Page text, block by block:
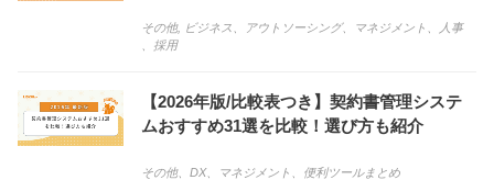
その他, ビジネス アウトソーシング、 マネジメント
人事
採用
【2026年版/比較表つき】契約書管理システ
ムおすすめ31選を比較！選び方も紹介
その他、 DX、 マネジメント 便利ツールまとめ